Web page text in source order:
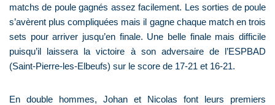
matchs de poule gagnés assez facilement. Les sorties de poule
s’avèrent plus compliquées mais il gagne chaque match en trois
sets pour arriver jusqu’en finale. Une belle finale mais difficile
puisqu’il laissera la victoire à son adversaire de l’ESPBAD
(Saint-Pierre-les-Elbeufs) sur le score de 17-21 et 16-21.
En double hommes, Johan et Nicolas font leurs premiers